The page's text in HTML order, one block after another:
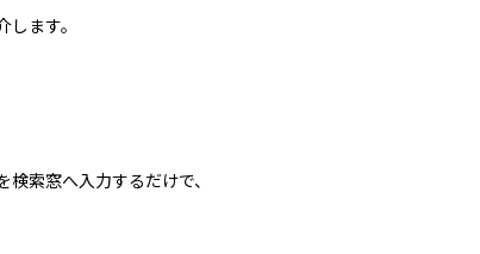
ます。
索窓へ入力するだけで、